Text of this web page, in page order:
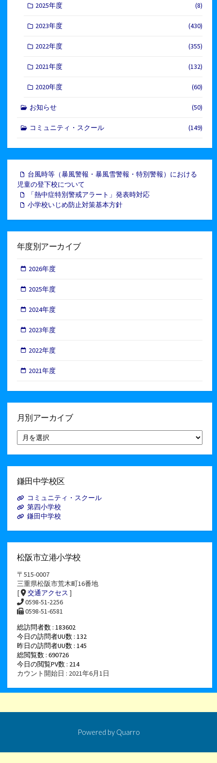
2025年度 (8)
2023年度 (430)
2022年度 (355)
2021年度 (132)
2020年度 (60)
お知らせ (50)
コミュニティ・スクール (149)
台風時等（暴風警報・暴風雪警報・特別警報）における
児童の登下校について
「熱中症特別警戒アラート」発表時対応
小学校いじめ防止対策基本方針
年度別アーカイブ
2026年度
2025年度
2024年度
2023年度
2022年度
2021年度
月別アーカイブ
別
ア
イ
鎌田中学校区
コミュニティ・スクール
第四小学校
鎌田中学校
松阪市立港小学校
〒515-0007
三重県松阪市荒木町16番地
[
交通アクセス ]
0598-51-2256
0598-51-6581
総訪問者数 : 183602
今日の訪問者UU数 : 132
昨日の訪問者UU数 : 145
総閲覧数 : 690726
今日の閲覧PV数 : 214
カウント開始日 : 2021年6月1日
Powered by Quarro